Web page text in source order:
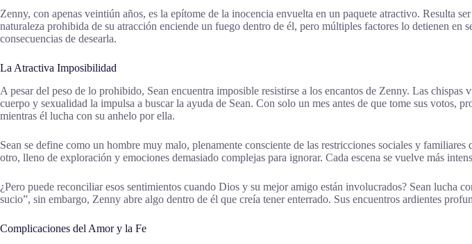
Zenny, con apenas veintiún años, es la epítome de la inocencia envuelta en un paquete atractivo. Resulta
naturaleza prohibida de su atracción enciende un fuego dentro de él, pero múltiples factores lo detienen
consecuencias de desearla.
La Atractiva Imposibilidad
A pesar del peso de lo prohibido, Sean encuentra imposible resistirse a los encantos de Zenny. Las
cuerpo y sexualidad la impulsa a buscar la ayuda de Sean. Con solo un mes antes de que tome sus votos,
mientras él lucha con su anhelo por ella.
Sean se define como un hombre muy malo, plenamente consciente de las restricciones sociales y
otro, lleno de exploración y emociones demasiado complejas para ignorar. Cada escena se vuelve más
¿Pero puede reconciliar esos sentimientos cuando Dios y su mejor amigo están involucrados? Sean lucha
sucio”, sin embargo, Zenny abre algo dentro de él que creía tener enterrado. Sus encuentros ardientes
Complicaciones del Amor y la Fe